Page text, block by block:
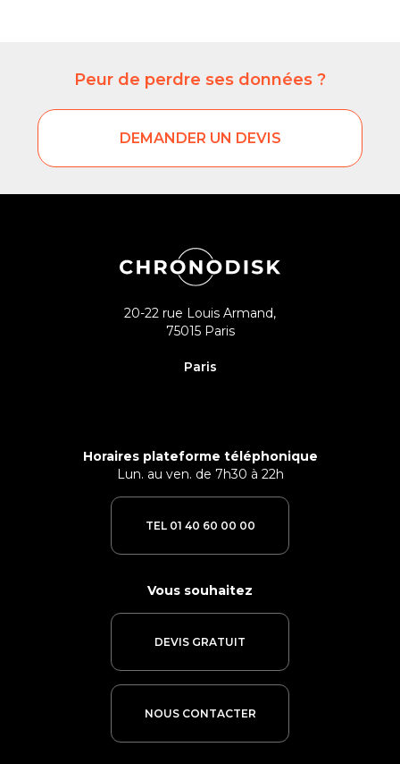
Peur de perdre ses données ?
DEMANDER UN DEVIS
20-22 rue Louis Armand,
75015 Paris
Paris
Vous souhaitez
DEVIS GRATUIT
NOUS CONTACTER
Horaires plateforme téléphonique
Lun. au ven. de 7h30 à 22h
TEL 01 40 60 00 00